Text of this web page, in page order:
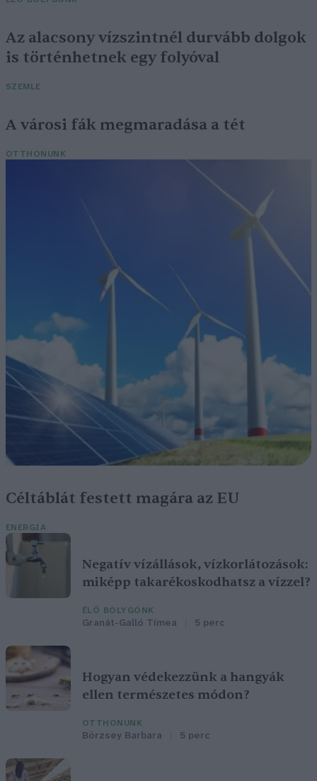
Az alacsony vízszintnél durvább dolgok
is történhetnek egy folyóval
SZEMLE
A városi fák megmaradása a tét
OTTHONUNK
Céltáblát festett magára az EU
ENERGIA
Negatív vízállások, vízkorlátozások:
miképp takarékoskodhatsz a vízzel?
ÉLŐ BOLYGÓNK
Granát-Galló Tímea 5 perc
Hogyan védekezzünk a hangyák
ellen természetes módon?
OTTHONUNK
Börzsey Barbara 5 perc